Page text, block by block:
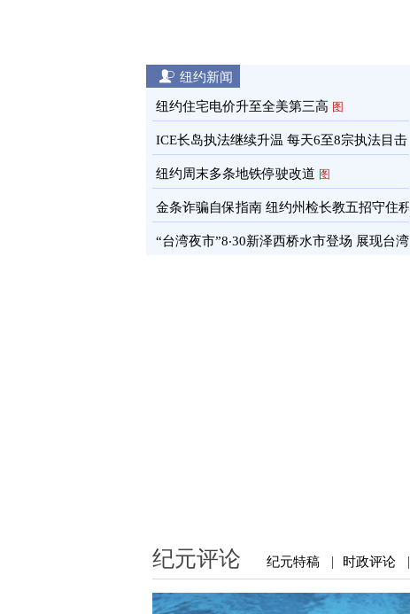
纽约新闻
纽约住宅电价升至全美第三高 图
ICE长岛执法继续升温 每天6至8宗执法目击
通报 图
纽约周末多条地铁停驶改道 图
金条诈骗自保指南 纽约州检长教五招守住积
蓄 图
“台湾夜市”8‧30新泽西桥水市登场 展现台湾
纪元评论 纪元特稿 | 时政评论 |